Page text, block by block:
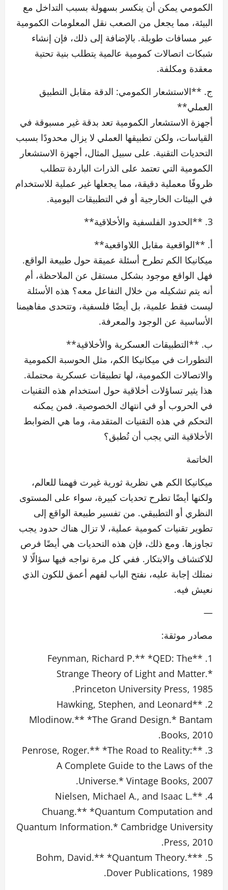
الكمومي يمكن أن ينكسر بسهولة بسبب التداخل مع
البيئة، مما يجعل من الصعب نقل المعلومات الكمومية
عبر مسافات طويلة. بالإضافة إلى ذلك، فإن إنشاء
شبكات اتصالات كمومية عالمية يتطلب بنية تحتية
معقدة ومكلفة.
ج. **الاستشعار الكمومي: الدقة مقابل التطبيق
العملي**
أجهزة الاستشعار الكمومية تعد بدقة غير مسبوقة في
القياسات، ولكن تطبيقها العملي لا يزال محدودًا بسبب
التحديات التقنية. على سبيل المثال، أجهزة الاستشعار
الكمومية التي تعتمد على الذرات الباردة تتطلب
ظروفًا معملية دقيقة، مما يجعلها غير عملية للاستخدام
في البيئات الخارجية أو في التطبيقات اليومية.
3. **الحدود الفلسفية والأخلاقية**
أ. **الواقعية مقابل اللاواقعية**
ميكانيكا الكم تطرح أسئلة عميقة حول طبيعة الواقع.
فهل الواقع موجود بشكل مستقل عن الملاحظة، أم
أنه يتم تشكيله من خلال التفاعل معه؟ هذه الأسئلة
ليست فقط علمية، بل أيضًا فلسفية، وتتحدى مفاهيمنا
الأساسية عن الوجود والمعرفة.
ب. **التطبيقات العسكرية والأخلاقية**
التطورات في ميكانيكا الكم، مثل الحوسبة الكمومية
والاتصالات الكمومية، لها تطبيقات عسكرية محتملة.
هذا يثير تساؤلات أخلاقية حول استخدام هذه التقنيات
في الحروب أو في انتهاك الخصوصية. فمن يمكنه
التحكم في هذه التقنيات المتقدمة، وما هي الضوابط
الأخلاقية التي يجب أن تُطبق؟
الخاتمة
ميكانيكا الكم هي نظرية ثورية غيرت فهمنا للعالم،
ولكنها أيضًا تطرح تحديات كبيرة، سواء على المستوى
النظري أو التطبيقي. من تفسير طبيعة الواقع إلى
تطوير تقنيات كمومية عملية، لا تزال هناك حدود يجب
تجاوزها. ومع ذلك، فإن هذه التحديات هي أيضًا فرص
للاكتشاف والابتكار. ففي كل مرة نواجه فيها سؤالًا لا
نمتلك إجابة عليه، نفتح الباب لفهم أعمق للكون الذي
نعيش فيه.
—
مصادر موثقة:
1. **Feynman, Richard P.** *QED: The
Strange Theory of Light and Matter.*
Princeton University Press, 1985.
2. **Hawking, Stephen, and Leonard
Mlodinow.** *The Grand Design.* Bantam
Books, 2010.
3. **Penrose, Roger.** *The Road to Reality:
A Complete Guide to the Laws of the
Universe.* Vintage Books, 2007.
4. **Nielsen, Michael A., and Isaac L.
Chuang.** *Quantum Computation and
Quantum Information.* Cambridge University
Press, 2010.
5. **Bohm, David.** *Quantum Theory.*
Dover Publications, 1989.